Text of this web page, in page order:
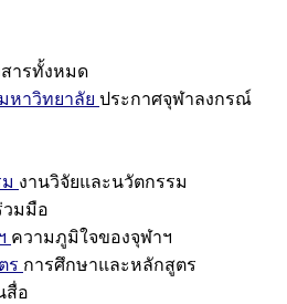
ารทั้งหมด
หาวิทยาลัย ประกาศจุฬาลงกรณ์
งานวิจัยและนวัตกรรม
วมมือ
ความภูมิใจของจุฬาฯ
ร การศึกษาและหลักสูตร
สื่อ